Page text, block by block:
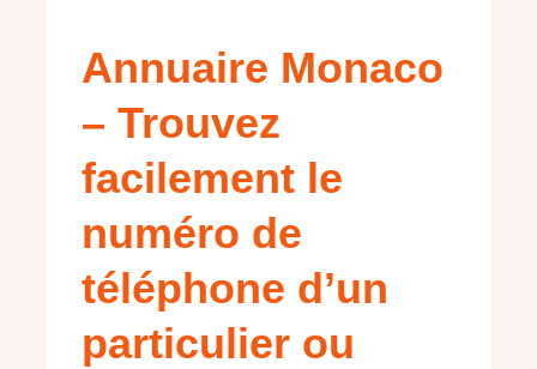
Annuaire Monaco
– Trouvez
facilement le
numéro de
téléphone d’un
particulier ou